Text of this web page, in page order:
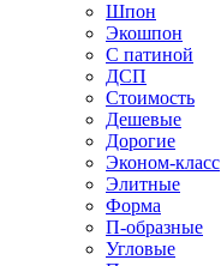
Шпон
Экошпон
С патиной
ДСП
Стоимость
Дешевые
Дорогие
Эконом-класс
Элитные
Форма
П-образные
Угловые